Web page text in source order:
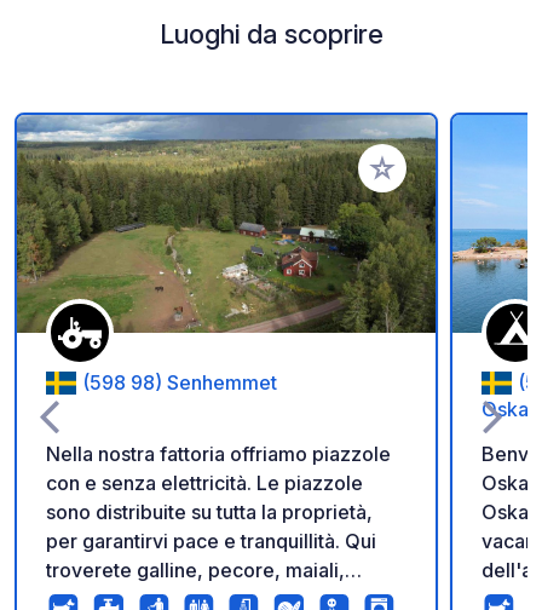
Luoghi da scoprire
Aggiungi ai tuoi
(598 98) Senhemmet
Nella nostra fattoria offriamo piazzole
con e senza elettricità. Le piazzole
sono distribuite su tutta la proprietà,
per garantirvi pace e tranquillità. Qui
troverete galline, pecore, maiali,
cavalli, anatre, gatti, cani e bambini. Se